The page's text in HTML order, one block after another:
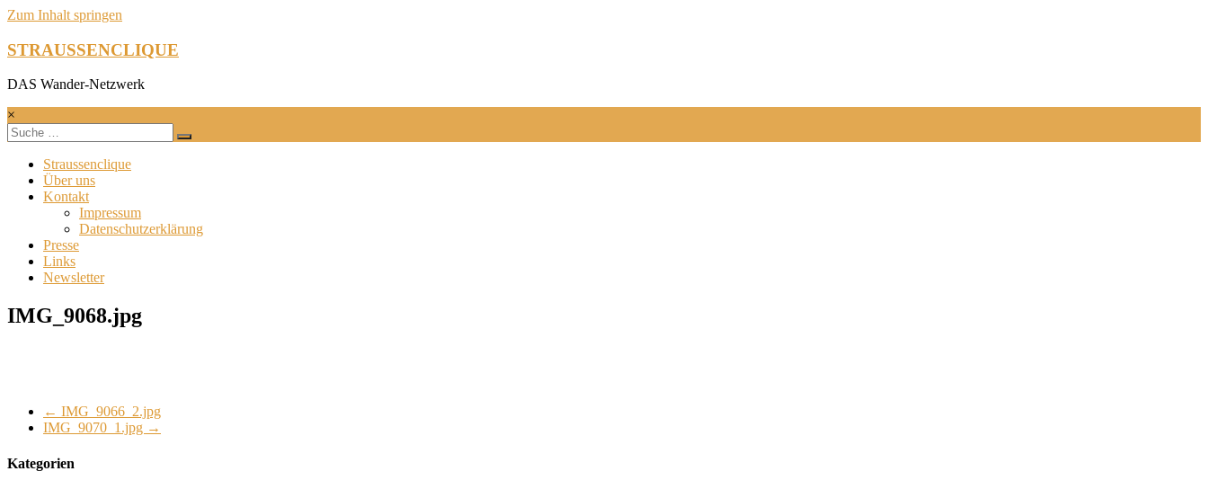
Zum Inhalt springen
STRAUSSENCLIQUE
DAS Wander-Netzwerk
×
Straussenclique
Über uns
Kontakt
Impressum
Datenschutzerklärung
Presse
Links
Newsletter
IMG_9068.jpg
← IMG_9066_2.jpg
IMG_9070_1.jpg →
Kategorien